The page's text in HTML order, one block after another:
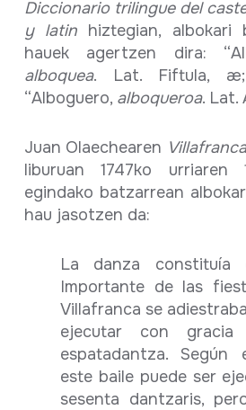
Diccionario trilingue del
y latin hiztegian, albokari
hauek agertzen dira:
alboquea. Lat. Fiftula,
“Alboguero, alboqueroa. Lat.
Juan Olaechearen
liburuan 1747ko urriaren
egindako batzarrean
hau jasotzen da:
La danza constituía
Importante de las
Villafranca se
ejecutar con
espatadantza. Según
este baile puede ser
sesenta dantzaris,